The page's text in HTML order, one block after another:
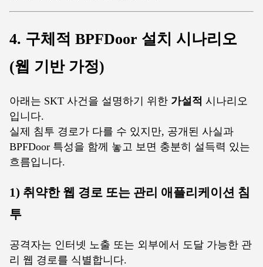
4. 구체적 BPFDoor 설치 시나리오
(웹 기반 가정)
아래는 SKT 사건을 설명하기 위한 가설적 시나리오
입니다.
실제 침투 경로가 다를 수 있지만, 공개된 사실과
BPFDoor 특성을 함께 놓고 보면 충분히 설득력 있는
흐름입니다.
1) 취약한 웹 경로 또는 관리 애플리케이션 침
투
공격자는 인터넷 노출 또는 외부에서 도달 가능한 관
리 웹 경로를 식별합니다.